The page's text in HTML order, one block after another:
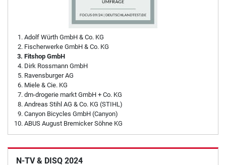
Adolf Würth GmbH & Co. KG
Fischerwerke GmbH & Co. KG
Fitshop GmbH
Dirk Rossmann GmbH
Ravensburger AG
Miele & Cie. KG
dm-drogerie markt GmbH + Co. KG
Andreas Stihl AG & Co. KG (STIHL)
Canyon Bicycles GmbH (Canyon)
ABUS August Bremicker Söhne KG
N-TV & DISQ 2024